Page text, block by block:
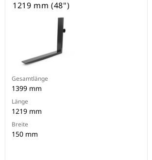
1219 mm (48")
Gesamtlänge
1399 mm
Länge
1219 mm
Breite
150 mm